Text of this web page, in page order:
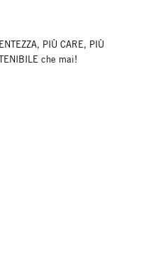
PIÙ CARE, PIÙ
che mai!